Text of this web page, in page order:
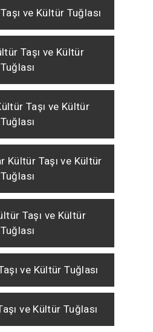
ve Kültür Tuğlası
Taşı ve Kültür
Tuğlası
Taşı ve Kültür
Tuğlası
Kültür Taşı ve Kültür
Tuğlası
Taşı ve Kültür
Tuğlası
ve Kültür Tuğlası
ve Kültür Tuğlası